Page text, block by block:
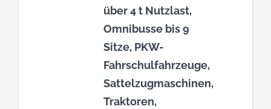
über 4 t Nutzlast,
Omnibusse bis 9
Sitze, PKW-
Fahrschulfahrzeuge,
Sattelzugmaschinen,
Traktoren,